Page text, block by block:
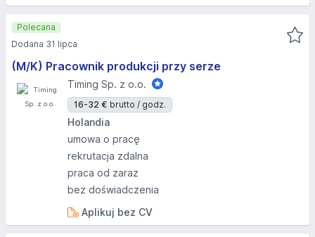
(M/K) Pracownik produkcji przy serze
Timing Sp. z o.o.
16-32 € brutto / godz.
Holandia
umowa o pracę
rekrutacja zdalna
praca od zaraz
bez doświadczenia
Aplikuj bez CV
Polecana
Dodana 31 lipca